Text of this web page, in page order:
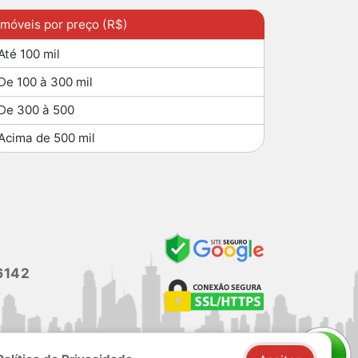
por preço (R$)
100 mil
100 à 300 mil
300 à 500
de 500 mil